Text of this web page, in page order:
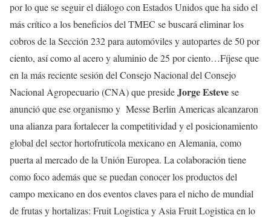
por lo que se seguir el diálogo con Estados Unidos que ha sido el
más crítico a los beneficios del TMEC se buscará eliminar los
cobros de la Sección 232 para automóviles y autopartes de 50 por
ciento, así como al acero y aluminio de 25 por ciento…Fíjese que
en la más reciente sesión del Consejo Nacional del Consejo
Nacional Agropecuario (CNA) que presideJorge Estevese
anunció que ese organismo y Messe Berlin Americas alcanzaron
una alianza para fortalecer la competitividad y el posicionamiento
global del sector hortofrutícola mexicano en Alemania, como
puerta al mercado de la Unión Europea. La colaboración tiene
como foco además que se puedan conocer los productos del
campo mexicano en dos eventos claves para el nicho de mundial
de frutas y hortalizas: Fruit Logistica y Asia Fruit Logistica en lo